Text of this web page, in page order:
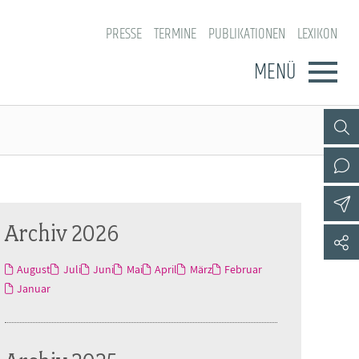
PRESSE TERMINE PUBLIKATIONEN LEXIKON
MENÜ
Archiv 2026
August Juli Juni Mai April März
Februar
Januar